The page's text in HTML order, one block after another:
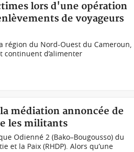
lors d'une opération
de voyageurs
région du Nord-Ouest du Cameroun,
continuent d’alimenter
médiation annoncée de
les militants
Odienné 2 (Bako–Bougousso) du
et la Paix (RHDP). Alors qu’une